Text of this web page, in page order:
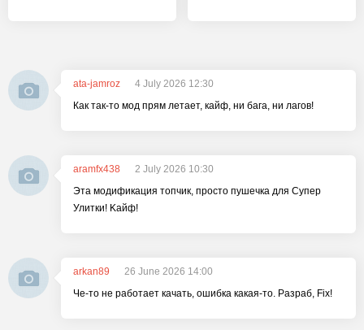
ata-jamroz
4 July 2026 12:30
Как так-то мод прям летает, кайф, ни бага, ни лагов!
aramfx438
2 July 2026 10:30
Эта модификация топчик, просто пушечка для Супер
Улитки! Kайф!
arkan89
26 June 2026 14:00
Че-то не работает качать, ошибка какая-то. Разраб, Fix!